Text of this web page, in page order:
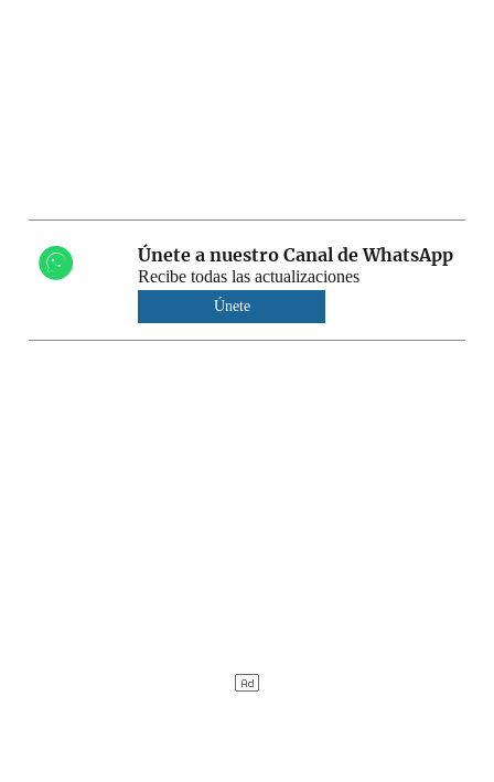
Únete a nuestro Canal de WhatsApp
Recibe todas las actualizaciones
Únete